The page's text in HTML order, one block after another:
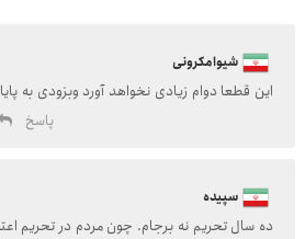
شیوامکرونی
این قطعا دوام زیادی نخواهد آورد وبزودی به
پاسخ
سپیده
ده سال تحریم نه برجام. چون مردم در تحریم